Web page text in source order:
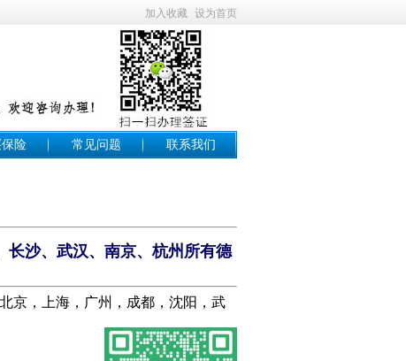
加入收藏 设为首页
险 常见问题 联系我们
长沙、武汉、南京、杭州所有德
京，上海，广州，成都，沈阳，武